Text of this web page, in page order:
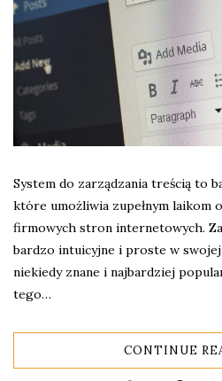
System do zarządzania treścią to
które umożliwia zupełnym laikom
firmowych stron internetowych.
bardzo intuicyjne i proste w
niekiedy znane i najbardziej
tego…
CONTINUE